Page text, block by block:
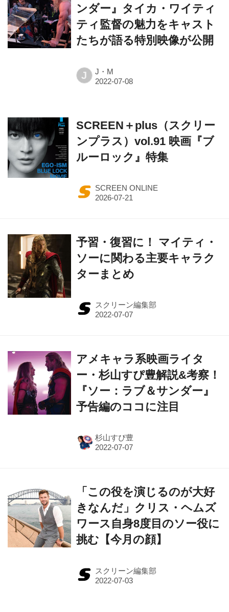
ンダー』タイカ・ワイティ
ティ監督の魅力をキャスト
たちが語る特別映像が公開
J J・M
SCREEN＋plus（スクリー
ンプラス）vol.91 映画『ブ
ルーロック』特集
SCREEN ONLINE
予習・復習に！ マイティ・
ソーに関わる主要キャラク
ターまとめ
スクリーン編集部
アメキャラ系映画ライタ
ー・杉山すぴ豊解説&考察！
『ソー：ラブ＆サンダー』
予告編のココに注目
杉山すぴ豊
「この役を演じるのが大好
きなんだ」クリス・ヘムズ
ワース自身8度目のソー役に
挑む【今月の顔】
スクリーン編集部